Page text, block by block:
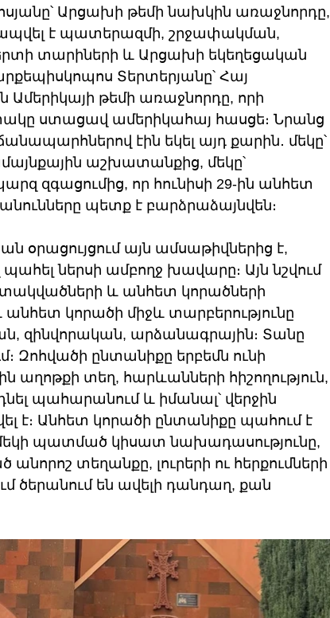
Արցախի թեմի նախկին առաջնորդը,
է պատերազմի, շրջափակման,
տարիների և Արցախի եկեղեցական
Տերտերյանը՝ Հայ
թեմի առաջնորդը, որի
ստացավ ամերիկահայ հասցե։ Նրանց
էին եկել այդ քարին․ մեկը՝
աշխատանքից, մեկը՝
զգացումից, որ հունիսի 29-ին անհետ
պետք է բարձրաձայնվեն։
օրացույցում այն ամսաթիվներից է,
ներսի ամբողջ խավարը։ Այն նշվում
և անհետ կորածների
կորածի միջև տարբերությունը
զինվորական, արձանագրային։ Տանը
Զոհվածի ընտանիքը երբեմն ունի
աղոթքի տեղ, հարևանների հիշողություն,
պահարանում և իմանալ՝ վերջին
է։ Անհետ կորածի ընտանիքը պահում է
պատմած կիսատ նախադասությունը,
տեղանքը, լուրերի ու հերքումների
ծերանում են ավելի դանդաղ, քան